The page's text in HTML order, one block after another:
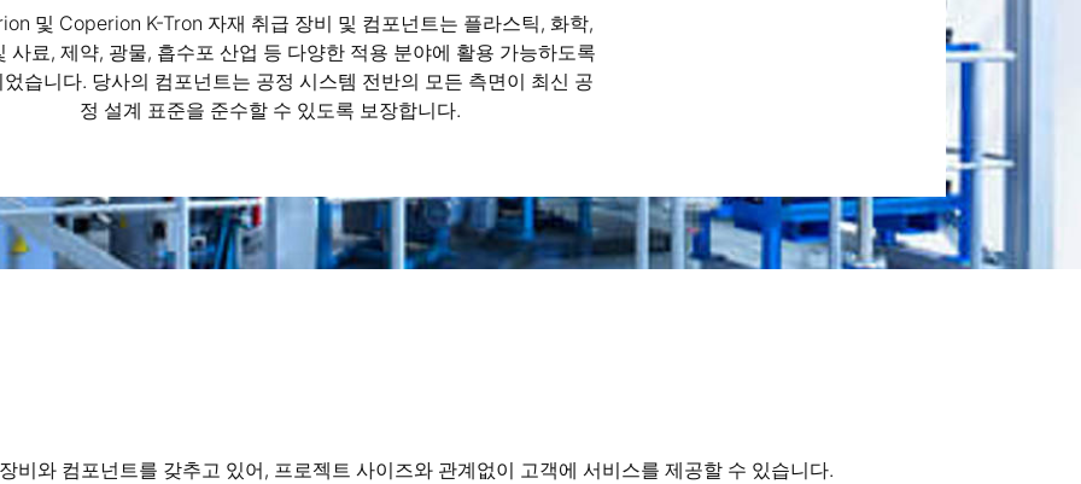
및 Coperion K-Tron 자재 취급 장비 및 컴포넌트는 플라스틱, 화학,
사료, 제약, 광물, 흡수포 산업 등 다양한 적용 분야에 활용 가능하도록
습니다. 당사의 컴포넌트는 공정 시스템 전반의 모든 측면이 최신 공
정 설계 표준을 준수할 수 있도록 보장합니다.
와 컴포넌트를 갖추고 있어, 프로젝트 사이즈와 관계없이 고객에 서비스를 제공할 수 있습니다.